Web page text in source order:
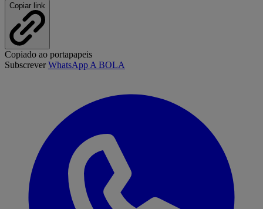
Copiar link
Copiado ao portapapeis
SubscreverWhatsApp A BOLA